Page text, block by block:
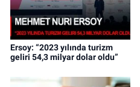
Ersoy: “2023 yılında turizm
geliri 54,3 milyar dolar oldu”